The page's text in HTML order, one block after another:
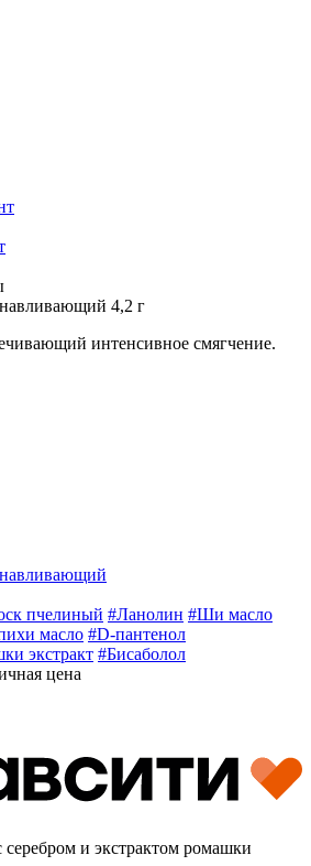
4,2 г
интенсивное смягчение.
пчелиный #Ланолин #Ши масло
масло #D-пантенол
экстракт #Бисаболол
цена
и экстрактом ромашки